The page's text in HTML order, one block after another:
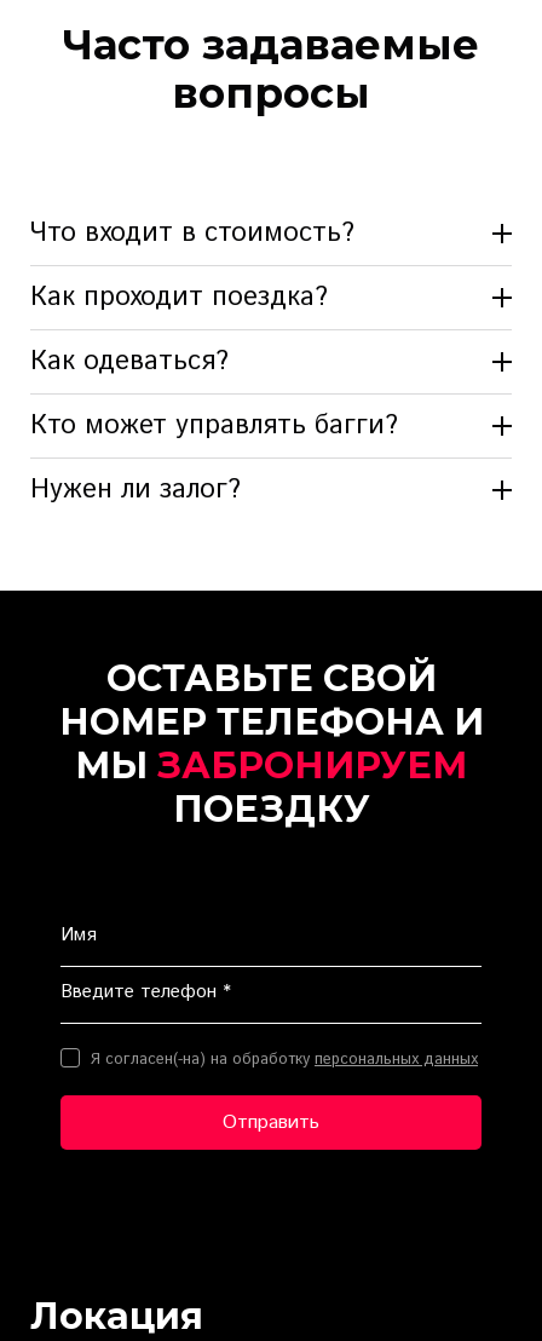
Часто задаваемые
вопросы
Что входит в стоимость?
Инструктаж
Аренда багги
Экипировка
Поездка по маршруту в зависимости от
продолжительности проката
Остановка для фото и видео съемки
Как проходит поездка?
Как одеваться?
Кто может управлять багги?
Нужен ли залог?
ОСТАВЬТЕ СВОЙ
НОМЕР ТЕЛЕФОНА И
МЫ ЗАБРОНИРУЕМ
ПОЕЗДКУ
Имя
Введите телефон *
Отправить
Я согласен(-на) на обработку персональных данных
Локация